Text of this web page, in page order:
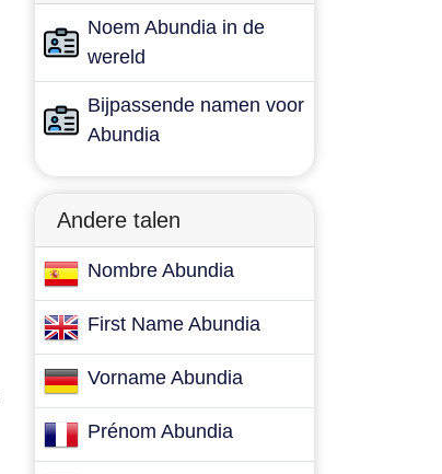
Noem Abundia in de
wereld
Bijpassende namen voor
Abundia
Andere talen
Nombre Abundia
First Name Abundia
Vorname Abundia
Prénom Abundia